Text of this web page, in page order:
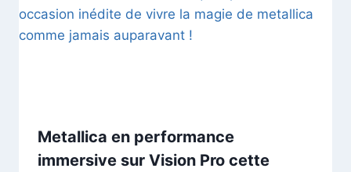
Metallica en performance
immersive sur Vision Pro cette